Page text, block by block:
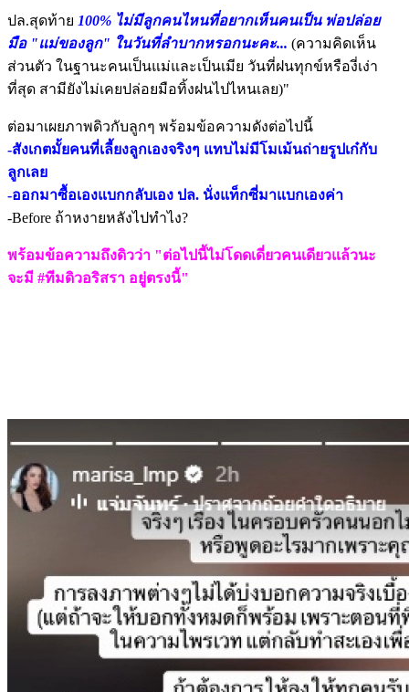
ปล.สุดท้าย 100% ไม่มีลูกคนไหนที่อยากเห็นคนเป็น พ่อปล่อย
มือ "แม่ของลูก" ในวันที่ลำบากหรอกนะคะ... (ความคิดเห็น
ส่วนตัว ในฐานะคนเป็นแม่และเป็นเมีย วันที่ฝนทุกข์หรืองี่เง่า
ที่สุด สามียังไม่เคยปล่อยมือทิ้งฝนไปไหนเลย)"
ต่อมาเผยภาพดิวกับลูกๆ พร้อมข้อความดังต่อไปนี้
-สังเกตมั้ยคนที่เลี้ยงลูกเองจริงๆ แทบไม่มีโมเม้นถ่ายรูปเก๋กับ
ลูกเลย
-ออกมาซื้อเองแบกกลับเอง ปล. นั่งแท็กซี่มาแบกเองค่า
-Before ถ้าหงายหลังไปทำไง?
พร้อมข้อความถึงดิวว่า "ต่อไปนี้ไม่โดดเดี่ยวคนเดียวแล้วนะ
จะมี #ทีมดิวอริสรา อยู่ตรงนี้"